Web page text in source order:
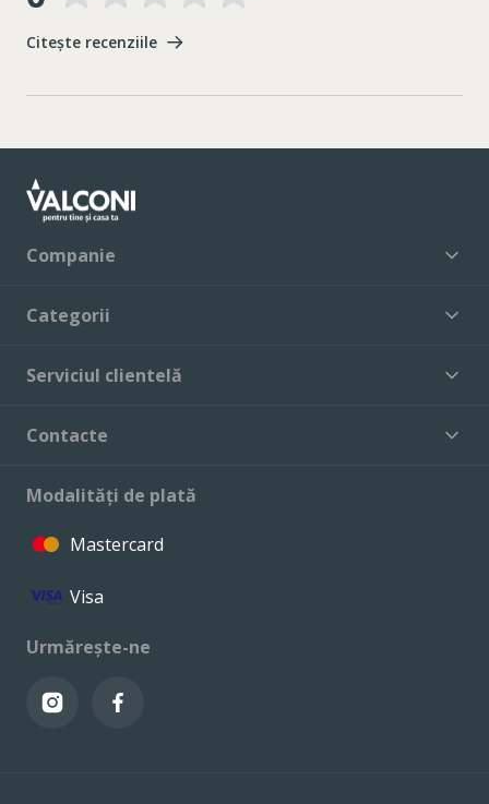
Citește recenziile
Companie
Categorii
Serviciul clientelă
Contacte
Modalități de plată
Mastercard
Visa
Urmărește-ne